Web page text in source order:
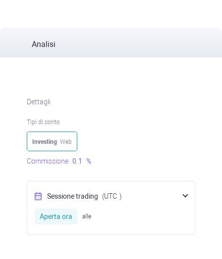
Analisi
Dettagli
Tipi di conto
Investing: Web
Commissione 0.1 %
Sessione trading (UTC )
Aperta ora alle